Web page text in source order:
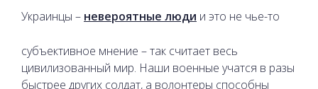
Украинцы – невероятные люди и это не чье-то
субъективное мнение – так считает весь
цивилизованный мир. Наши военные учатся в разы
быстрее других солдат, а волонтеры способны